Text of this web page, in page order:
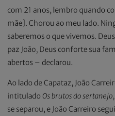
com 21 anos, lembro quando
mãe]. Chorou ao meu lado.
saberemos o que vivemos.
paz João, Deus conforte sua
abertos – declarou.
Ao lado de Capataz, João
intitulado Os brutos do sertanejo
se separou, e João Carreiro